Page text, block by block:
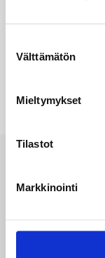
valinta
Välttämätön
Mieltymykset
Tilastot
Markkinointi